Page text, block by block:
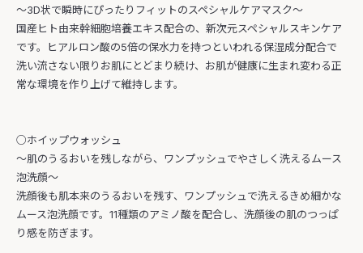
～3D状で瞬時にぴったりフィットのスペシャルケアマスク～
国産ヒト由来幹細胞培養エキス配合の、新次元スペシャルスキンケア
です。ヒアルロン酸の5倍の保水力を持つといわれる保湿成分配合で
洗い流さない限りお肌にとどまり続け、お肌が健康に生まれ変わる正
常な環境を作り上げて維持します。
○ホイップウォッシュ
～肌のうるおいを残しながら、ワンプッシュでやさしく洗えるムース
泡洗顔～
洗顔後も肌本来のうるおいを残す、ワンプッシュで洗えるきめ細かな
ムース泡洗顔です。11種類のアミノ酸を配合し、洗顔後の肌のつっぱ
り感を防ぎます。